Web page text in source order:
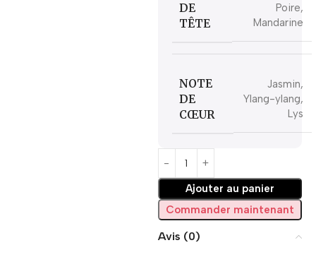
DE
TÊTE
Poire,
Mandarine
NOTE
DE
CŒUR
Jasmin,
Ylang-ylang,
Lys
Ajouter au panier
Commander maintenant
Avis (0)